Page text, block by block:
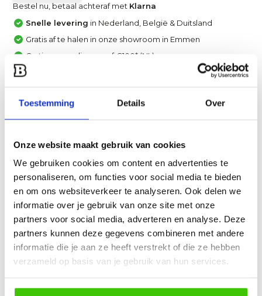
Toestemming Details Over
Onze website maakt gebruik van cookies
We gebruiken cookies om content en advertenties te
personaliseren, om functies voor social media te bieden
en om ons websiteverkeer te analyseren. Ook delen we
informatie over je gebruik van onze site met onze
partners voor social media, adverteren en analyse. Deze
partners kunnen deze gegevens combineren met andere
informatie die je aan ze heeft verstrekt of die ze hebben
verzameld op basis van je gebruik van hun services.
Bestel nu, betaal achteraf met Klarna
Snelle levering in Nederland, België & Duitsland
Gratis af te halen in onze showroom in Emmen
Gratis verzending vanaf €100* (NL)
Achteraf betalen met Klarna, IN3 of Creditcard
Een van onze specialisten helpt je graag verder!
Stuur ons een mail
Productomschrijving
Specificaties